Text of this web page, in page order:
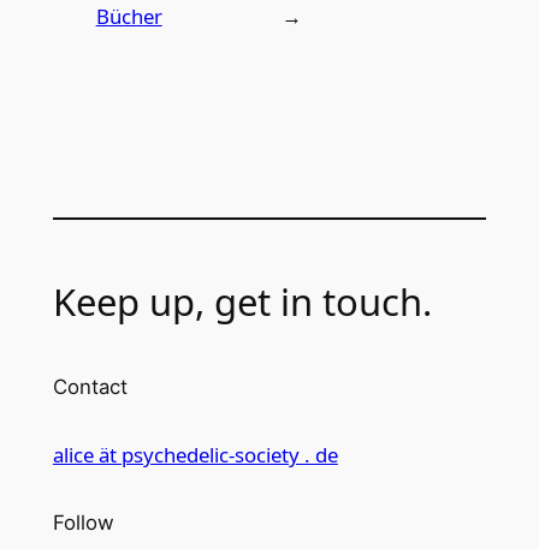
Bücher
→
Keep up, get in touch.
Contact
alice ät psychedelic-society . de
Follow